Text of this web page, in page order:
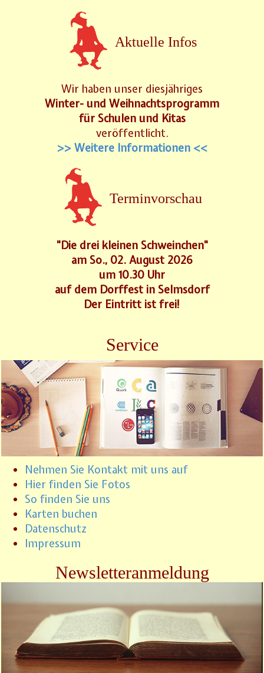
Aktuelle Infos
Wir haben unser diesjähriges
Winter- und Weihnachtsprogramm
für Schulen und Kitas
veröffentlicht.
>> Weitere Informationen <<
Terminvorschau
"Die drei kleinen Schweinchen"
am So., 02. August 2026
um 10.30 Uhr
auf dem Dorffest in Selmsdorf
Der Eintritt ist frei!
Service
Nehmen Sie Kontakt mit uns auf
Hier finden Sie Fotos
So finden Sie uns
Karten buchen
Datenschutz
Impressum
Newsletteranmeldung